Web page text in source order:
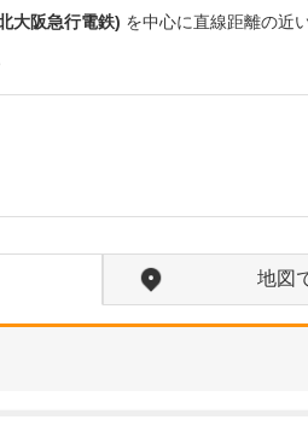
大阪急行電鉄) を中心に直線距離の近
地図
柏KIDSクリニ
をしたことが
たと思います。
が…